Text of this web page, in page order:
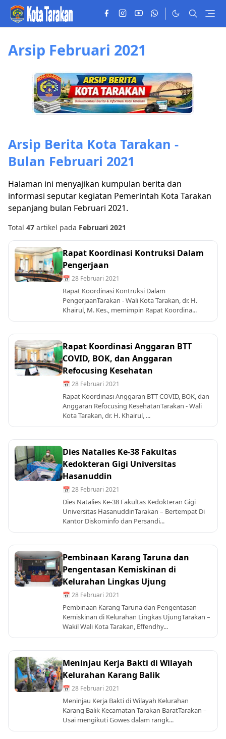
Arsip Februari 2021
Arsip Berita Kota Tarakan -
Bulan Februari 2021
Halaman ini menyajikan kumpulan berita dan
informasi seputar kegiatan Pemerintah Kota Tarakan
sepanjang bulan Februari 2021.
Total 47 artikel pada Februari 2021
Rapat Koordinasi Kontruksi Dalam
Pengerjaan
📅 28 Februari 2021
Rapat Koordinasi Kontruksi Dalam
PengerjaanTarakan - Wali Kota Tarakan, dr. H.
Khairul, M. Kes., memimpin Rapat Koordina...
Rapat Koordinasi Anggaran BTT
COVID, BOK, dan Anggaran
Refocusing Kesehatan
📅 28 Februari 2021
Rapat Koordinasi Anggaran BTT COVID, BOK, dan
Anggaran Refocusing KesehatanTarakan - Wali
Kota Tarakan, dr. H. Khairul, ...
Dies Natalies Ke-38 Fakultas
Kedokteran Gigi Universitas
Hasanuddin
📅 28 Februari 2021
Dies Natalies Ke-38 Fakultas Kedokteran Gigi
Universitas HasanuddinTarakan – Bertempat Di
Kantor Diskominfo dan Persandi...
Pembinaan Karang Taruna dan
Pengentasan Kemiskinan di
Kelurahan Lingkas Ujung
📅 28 Februari 2021
Pembinaan Karang Taruna dan Pengentasan
Kemiskinan di Kelurahan Lingkas UjungTarakan –
Wakil Wali Kota Tarakan, Effendhy...
Meninjau Kerja Bakti di Wilayah
Kelurahan Karang Balik
📅 28 Februari 2021
Meninjau Kerja Bakti di Wilayah Kelurahan
Karang Balik Kecamatan Tarakan BaratTarakan –
Usai mengikuti Gowes dalam rangk...